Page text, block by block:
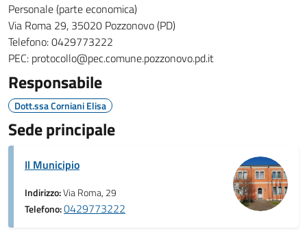
Personale (parte economica)
Via Roma 29, 35020 Pozzonovo (PD)
Telefono: 0429773222
PEC: protocollo@pec.comune.pozzonovo.pd.it
Responsabile
Dott.ssa Corniani Elisa
Sede principale
Il Municipio
Indirizzo:Via Roma, 29
Telefono:0429773222